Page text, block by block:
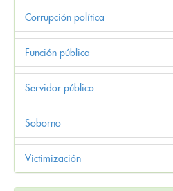
Corrupción política
Función pública
Servidor público
Soborno
Victimización